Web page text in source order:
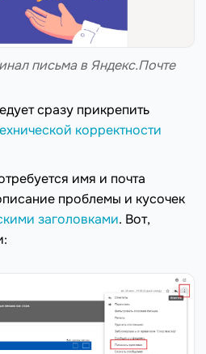
письма в Яндекс.Почте
сразу прикрепить
корректности
имя и почта
проблемы и кусочек
заголовками. Вот,